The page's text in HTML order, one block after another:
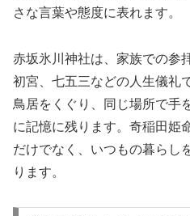
さな言葉や態度に表れます。
赤坂氷川神社は、家族での参
初宮、七五三などの人生儀礼
鳥居をくぐり、同じ場所で手
に記憶に残ります。奇稲田姫
だけでなく、いつもの暮らし
ります。